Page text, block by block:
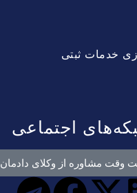
خدمات ثبتی
اجتماعی
وقت مشاوره از وکلای دادمان